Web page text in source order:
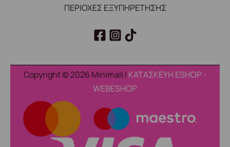
ΠΕΡΙΟΧΕΣ ΕΞΥΠΗΡΕΤΗΣΗΣ
Copyright © 2026 Minimall | ΚΑΤΑΣΚΕΥΗ ESHOP -
WEBESHOP